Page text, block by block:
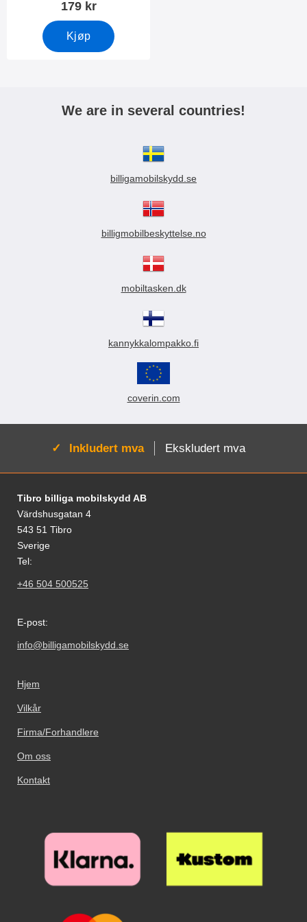
179 kr
Kjøp
We are in several countries!
billigamobilskydd.se
billigmobilbeskyttelse.no
mobiltasken.dk
kannykkalompakko.fi
coverin.com
Aktiv:
Inkludert mva Ekskludert mva
Footer-innhold Blandet informasjon og
Tibro billiga mobilskydd AB
Värdshusgatan 4
543 51 Tibro
Sverige
Tel:
+46 504 500525
E-post:
info@billigamobilskydd.se
Hjem
Vilkår
Firma/Forhandlere
Om oss
Kontakt